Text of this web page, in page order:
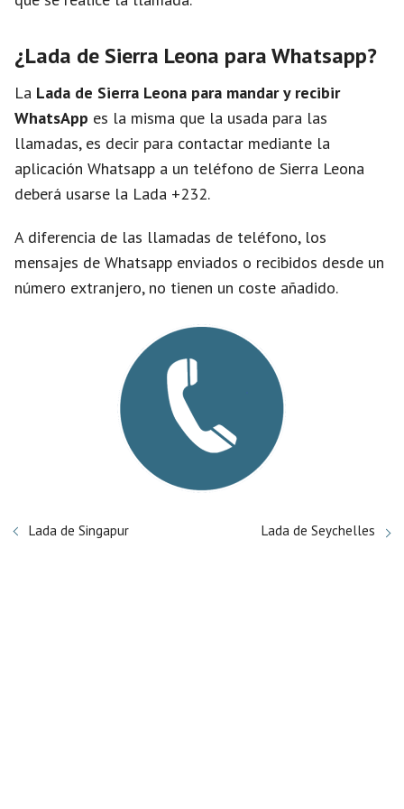
¿Lada de Sierra Leona para Whatsapp?
La Lada de Sierra Leona para mandar y recibir
WhatsApp es la misma que la usada para las
llamadas, es decir para contactar mediante la
aplicación Whatsapp a un teléfono de Sierra Leona
deberá usarse la Lada +232.
A diferencia de las llamadas de teléfono, los
mensajes de Whatsapp enviados o recibidos desde un
número extranjero, no tienen un coste añadido.
Lada de Singapur Lada de Seychelles